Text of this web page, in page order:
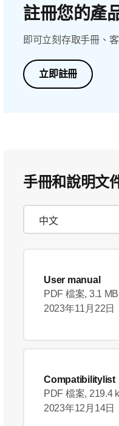
註冊您的產
即可立刻存取手冊、
立即註冊
手冊和說明文
User manual
PDF 檔案, 3.1 MB
2023年11月22日
Compatibilitylist
PDF 檔案, 219.4
2023年12月14日